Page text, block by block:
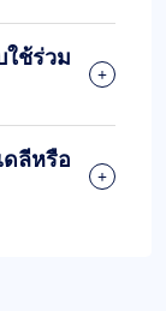
ใช้ร่วม
ดลีหรือ